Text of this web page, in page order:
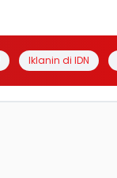
Iklanin di IDN